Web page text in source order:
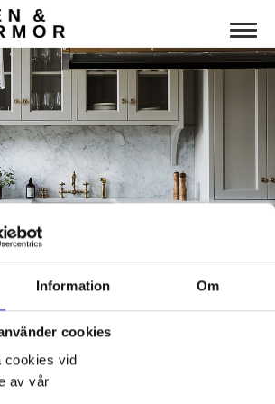
Information Om
cookies
cookies vid
av vår
Skötselråd
vi tillverkar!